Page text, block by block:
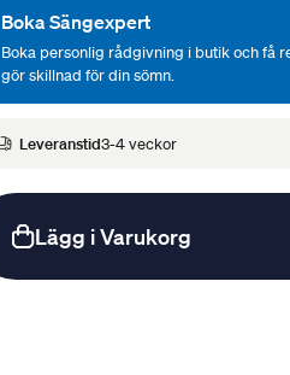
Boka Sängexpert
Boka personlig rådgivning i butik och få
gör skillnad för din sömn.
Leveranstid3-4 veckor
Lägg i Varukorg